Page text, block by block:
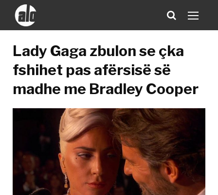
Lady Gaga zbulon se çka
fshihet pas afërsisë së
madhe me Bradley Cooper